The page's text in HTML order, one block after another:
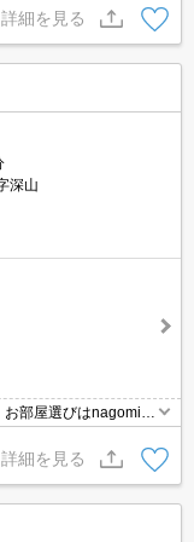
詳細を見る
深山
部屋選びはnagomiリ
詳細を見る